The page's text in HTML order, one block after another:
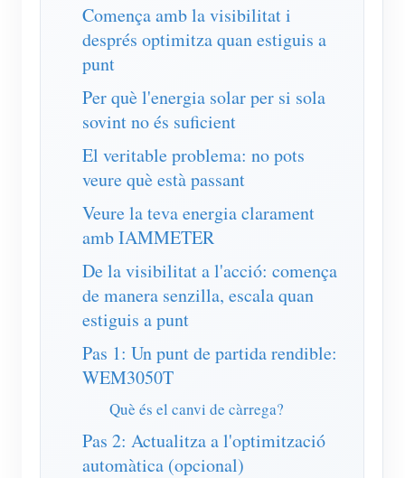
Aplicacions
Monitor d'energia del sistema solar fotovoltaic
Sistema de control de l'escalfador fotovoltaic
Domòtica
Monitorització energètica de fàbrica
Botiga
Recursos
Inici ràpid del producte
Document
Vídeo tutorial
Preguntes freqüents
Notícies
Blocs
Comunitat
Desenvolupador
Programa de recompenses
Contacte
Sobre nosaltres
Comença amb la visibilitat i
després optimitza quan estiguis a
punt
Per què l'energia solar per si sola
sovint no és suficient
El veritable problema: no pots
veure què està passant
Veure la teva energia clarament
amb IAMMETER
De la visibilitat a l'acció: comença
de manera senzilla, escala quan
estiguis a punt
Pas 1: Un punt de partida rendible:
WEM3050T
Què és el canvi de càrrega?
Pas 2: Actualitza a l'optimització
automàtica (opcional)